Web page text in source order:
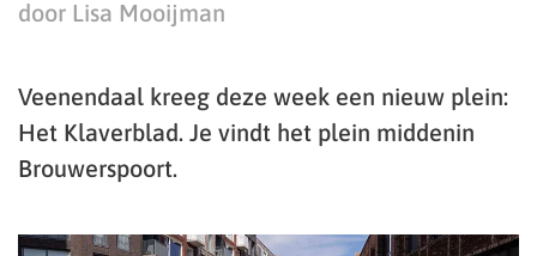
door Lisa Mooijman
Veenendaal kreeg deze week een nieuw plein:
Het Klaverblad. Je vindt het plein middenin
Brouwerspoort.